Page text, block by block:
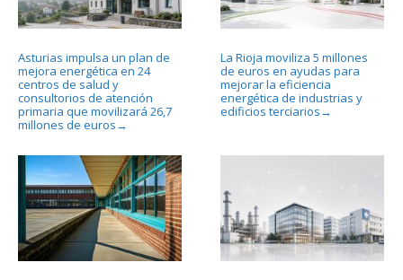
Asturias impulsa un plan de
mejora energética en 24
centros de salud y
consultorios de atención
primaria que movilizará 26,7
millones de euros →
La Rioja moviliza 5 millones
de euros en ayudas para
mejorar la eficiencia
energética de industrias y
edificios terciarios →